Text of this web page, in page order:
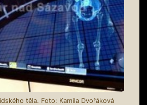
těla. Foto: Kamila Dvořáková